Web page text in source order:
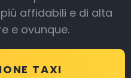
affidabili e di alta
e ovunque.
TAXI